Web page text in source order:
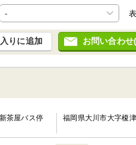
りに追加 お問い合わせ
茶屋バス停
福岡県大川市大字榎津